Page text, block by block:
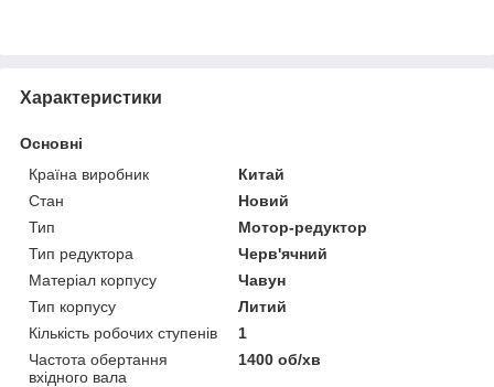
Характеристики
Основні
Країна виробник
Китай
Стан
Новий
Тип
Мотор-редуктор
Тип редуктора
Черв'ячний
Матеріал корпусу
Чавун
Тип корпусу
Литий
Кількість робочих ступенів
1
Частота обертання
вхідного вала
1400 об/хв